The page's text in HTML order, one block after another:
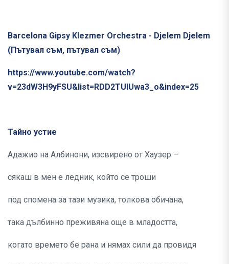
Barcelona Gipsy Klezmer Orchestra - Djelem Djelem
(Пътувал съм, пътувал съм)
https://www.youtube.com/watch?
v=23dW3H9yFSU&list=RDD2TUlUwa3_o&index=25
Тайно устие
Адажио на Албинони, изсвирено от Хаузер –
сякаш в мен е ледник, който се троши
под спомена за тази музика, толкова обичана,
така дълбинно преживяна още в младостта,
когато времето бе рана и нямах сили да провидя